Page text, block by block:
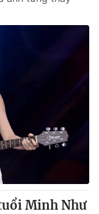
Minh Như